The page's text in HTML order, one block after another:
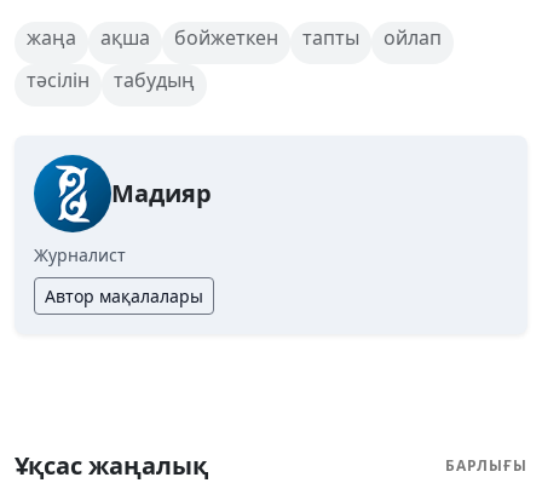
жаңа ақша бойжеткен тапты
ойлап
тәсілін
табудың
Мадияр
Журналист
Автор мақалалары
Ұқсас жаңалық БАРЛЫҒЫ